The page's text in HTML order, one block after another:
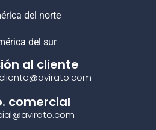
del norte
del sur
al cliente
comercial